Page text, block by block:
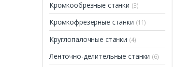
Кромкообрезные станки (3)
Кромкофрезерные станки (11)
Круглопалочные станки (4)
Ленточно-делительные станки (6)